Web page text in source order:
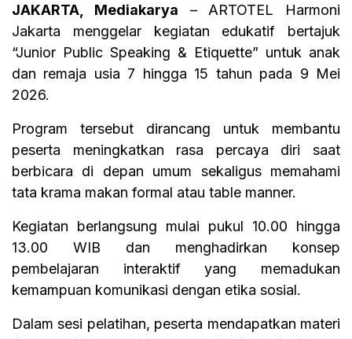
JAKARTA, Mediakarya – ARTOTEL Harmoni
Jakarta menggelar kegiatan edukatif bertajuk
“Junior Public Speaking & Etiquette” untuk anak
dan remaja usia 7 hingga 15 tahun pada 9 Mei
2026.
Program tersebut dirancang untuk membantu
peserta meningkatkan rasa percaya diri saat
berbicara di depan umum sekaligus memahami
tata krama makan formal atau table manner.
Kegiatan berlangsung mulai pukul 10.00 hingga
13.00 WIB dan menghadirkan konsep
pembelajaran interaktif yang memadukan
kemampuan komunikasi dengan etika sosial.
Dalam sesi pelatihan, peserta mendapatkan materi